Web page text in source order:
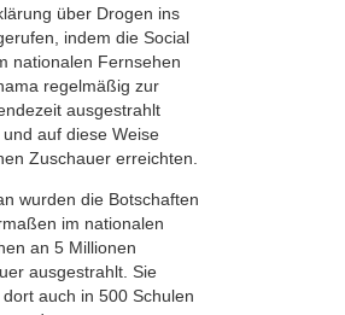
über Drogen ins
indem die Social
nationalen Fernsehen
regelmäßig zur
ausgestrahlt
auf diese Weise
Zuschauer erreichten.
wurden die Botschaften
im nationalen
an 5 Millionen
ausgestrahlt. Sie
auch in 500 Schulen